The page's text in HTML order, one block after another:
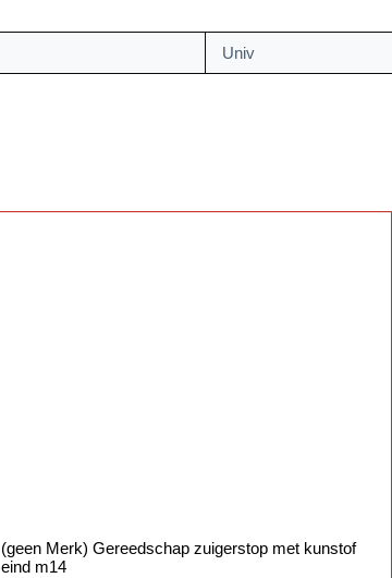
Univ
(geen Merk) Gereedschap zuigerstop met kunstof
eind m14